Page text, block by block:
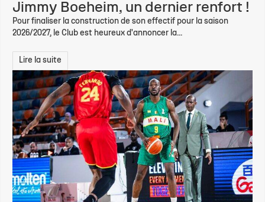
Jimmy Boeheim, un dernier renfort !
Pour finaliser la construction de son effectif pour la saison
2026/2027, le Club est heureux d'annoncer la...
Lire la suite